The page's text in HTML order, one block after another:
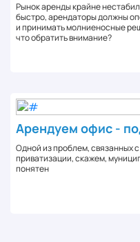
Рынок аренды крайне
быстро, арендаторы должны
и принимать молниеносные
что обратить внимание?
Арендуем офис -
Одной из проблем, связанных
приватизации, скажем,
понятен